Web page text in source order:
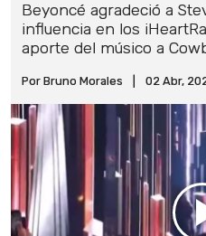
Beyoncé agradeció a
influencia en los
aporte del músico a
Por Bruno Morales 02 Abr,